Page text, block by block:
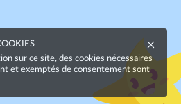
sur ce site, des cookies nécessaires
et exemptés de consentement sont